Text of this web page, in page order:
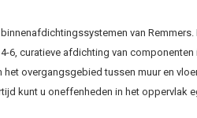
van
6, curatieve afdichting van
overgangsgebied tussen muur en
kunt u oneffenheden in het oppervlak